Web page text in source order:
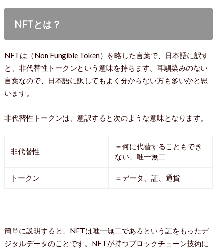
NFTとは？
NFTは（Non Fungible Token）を略した言葉で、日本語に訳す
と、非代替性トークンという意味を持ちます。耳馴染みのない
言葉なので、日本語に訳してもよく分からない方も多いかと思
います。
非代替性トークンは、意訳すると次のような意味となります。
非代替性
＝何に代替することもでき
ない、唯一無二
トークン ＝データ、証、通貨
簡単に説明すると、NFTは唯一無二であるという証をもったデ
ジタルデータのことです。NFTが持つブロックチェーン技術に